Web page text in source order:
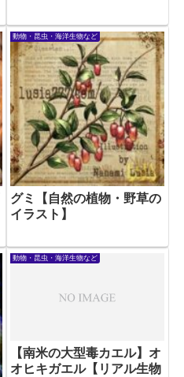
動物・昆虫・海洋生物など
グミ【自然の植物・野草の
イラスト】
動物・昆虫・海洋生物など
【南米の大型毒カエル】オ
オヒキガエル【リアル生物